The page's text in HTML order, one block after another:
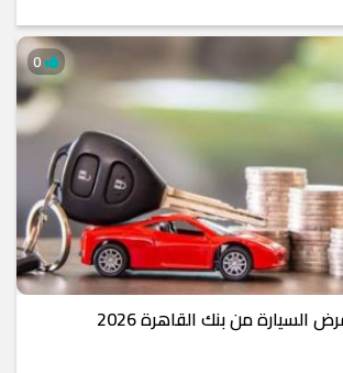
من بنك القاهرة 2026